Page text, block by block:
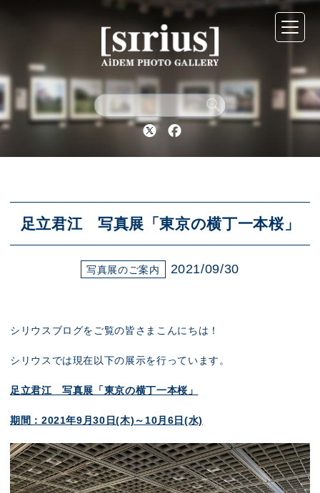
Twitter Facebook
足立君江 写真展「東京の横丁一本桜」
写真展のご案内 2021/09/30
シリウスブログをご覧の皆さまこんにちは！
シリウスでは現在以下の展示を行っています。
足立君江 写真展「東京の横丁一本桜」
期間：2021年9月30日(木)～10月6日(水)
シリウスについて
展示スケジュール
アクセス